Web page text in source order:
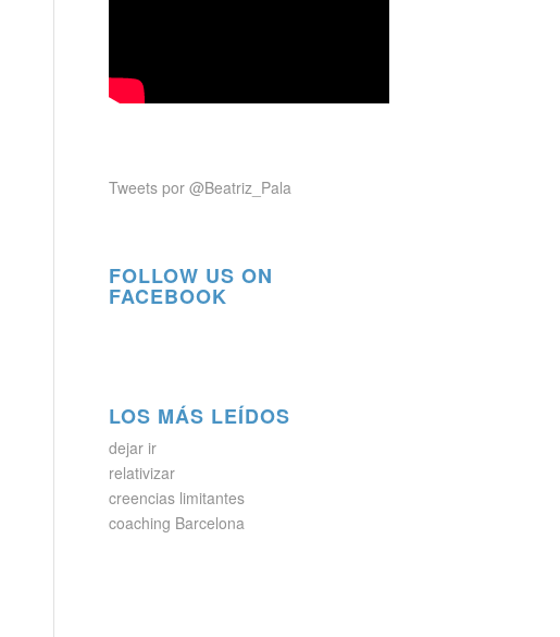
Tweets por @Beatriz_Pala
FOLLOW US ON
FACEBOOK
LOS MÁS LEÍDOS
dejar ir
relativizar
creencias limitantes
coaching Barcelona